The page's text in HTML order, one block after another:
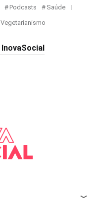
Podcasts Saúde
Vegetarianismo
InovaSocial